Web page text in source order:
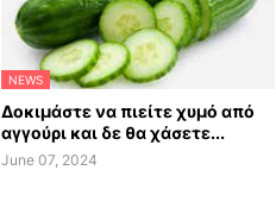
NEWS
Δοκιμάστε να πιείτε χυμό από
αγγούρι και δε θα χάσετε...
June 07, 2024